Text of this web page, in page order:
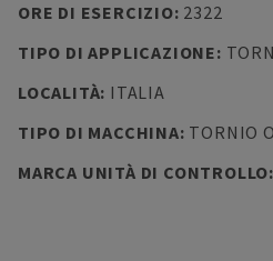
ORE DI ESERCIZIO: 2322
TIPO DI APPLICAZIONE:
LOCALITÀ: ITALIA
TIPO DI MACCHINA: TORNIO
MARCA UNITÀ DI CONTROLLO: